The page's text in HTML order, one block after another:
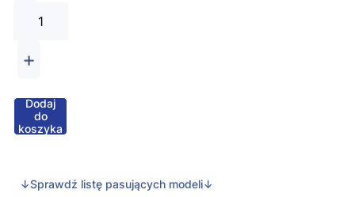
+
Dodaj
do
koszyka
↓Sprawdź listę pasujących modeli↓